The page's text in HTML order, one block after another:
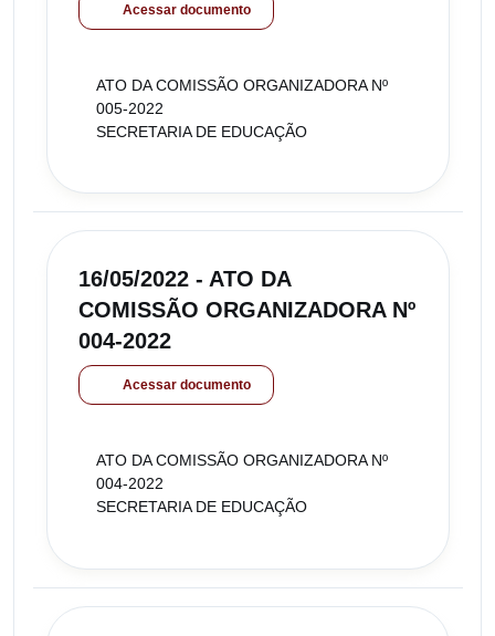
Acessar documento
ATO DA COMISSÃO ORGANIZADORA Nº
005-2022
SECRETARIA DE EDUCAÇÃO
16/05/2022 - ATO DA
COMISSÃO ORGANIZADORA Nº
004-2022
Acessar documento
ATO DA COMISSÃO ORGANIZADORA Nº
004-2022
SECRETARIA DE EDUCAÇÃO